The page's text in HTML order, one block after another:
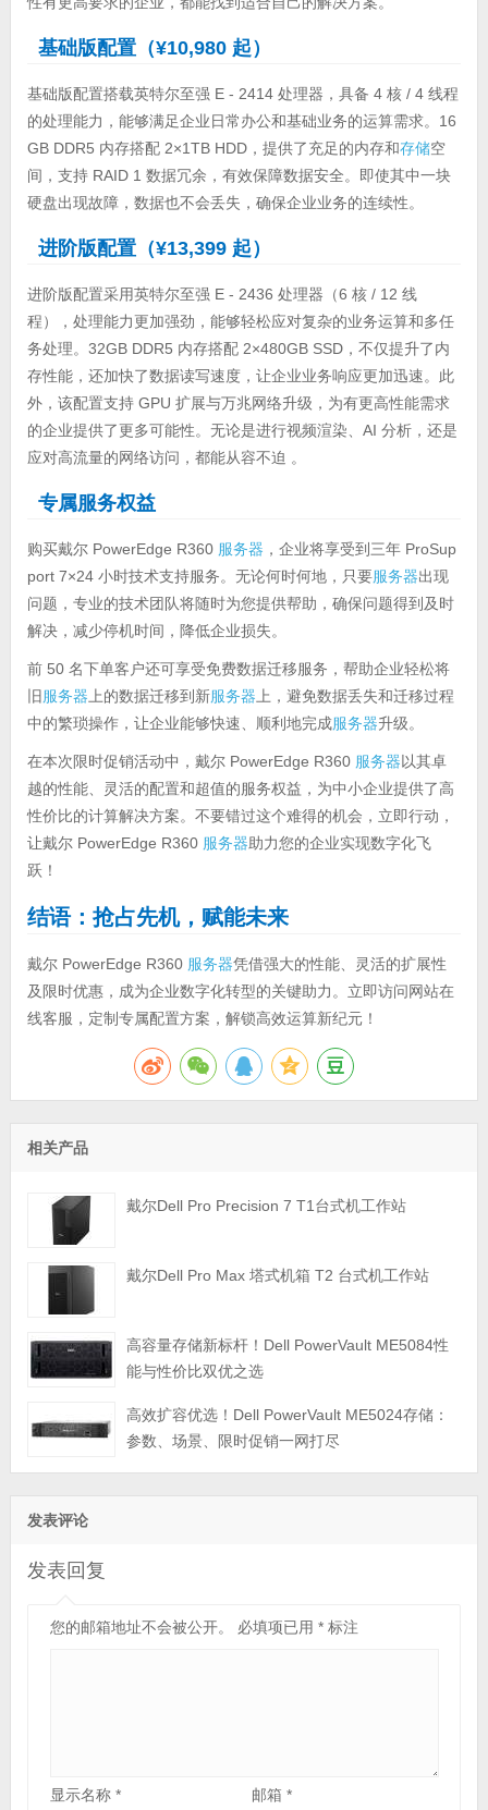
基础版配置（¥10,980 起）
基础版配置搭载英特尔至强 E - 2414 处理器，具备 4 核 / 4 线程
的处理能力，能够满足企业日常办公和基础业务的运算需求。16
GB DDR5 内存搭配 2×1TB HDD，提供了充足的内存和存储空
间，支持 RAID 1 数据冗余，有效保障数据安全。即使其中一块
硬盘出现故障，数据也不会丢失，确保企业业务的连续性。
进阶版配置（¥13,399 起）
进阶版配置采用英特尔至强 E - 2436 处理器（6 核 / 12 线
程），处理能力更加强劲，能够轻松应对复杂的业务运算和多任
务处理。32GB DDR5 内存搭配 2×480GB SSD，不仅提升了内
存性能，还加快了数据读写速度，让企业业务响应更加迅速。此
外，该配置支持 GPU 扩展与万兆网络升级，为有更高性能需求
的企业提供了更多可能性。无论是进行视频渲染、AI 分析，还是
应对高流量的网络访问，都能从容不迫 。
专属服务权益
购买戴尔 PowerEdge R360 服务器 ，企业将享受到三年 ProSup
port 7×24 小时技术支持服务。无论何时何地，只要服务器出现
问题，专业的技术团队将随时为您提供帮助，确保问题得到及时
解决，减少停机时间，降低企业损失。
前 50 名下单客户还可享受免费数据迁移服务，帮助企业轻松将
旧服务器 上的数据迁移到新服务器 上，避免数据丢失和迁移过程
中的繁琐操作，让企业能够快速、顺利地完成服务器升级。
在本次限时促销活动中，戴尔 PowerEdge R360 服务器以其卓
越的性能、灵活的配置和超值的服务权益，为中小企业提供了高
性价比的计算解决方案。不要错过这个难得的机会，立即行动，
让戴尔 PowerEdge R360 服务器助力您的企业实现数字化飞
跃！
结语：抢占先机，赋能未来
戴尔 PowerEdge R360 服务器凭借强大的性能、灵活的扩展性
及限时优惠，成为企业数字化转型的关键助力。立即访问网站在
线客服，定制专属配置方案，解锁高效运算新纪元！
相关产品
戴尔Dell Pro Precision 7 T1台式机工作站
戴尔Dell Pro Max 塔式机箱 T2 台式机工作站
高容量存储新标杆！Dell PowerVault ME5084性
能与性价比双优之选
高效扩容优选！Dell PowerVault ME5024存储：
参数、场景、限时促销一网打尽
发表评论
发表回复
您的邮箱地址不会被公开。 必填项已用 *标注
显示名称 * 邮箱*